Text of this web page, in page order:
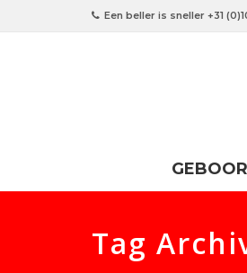
Een beller is sneller +31
Tag